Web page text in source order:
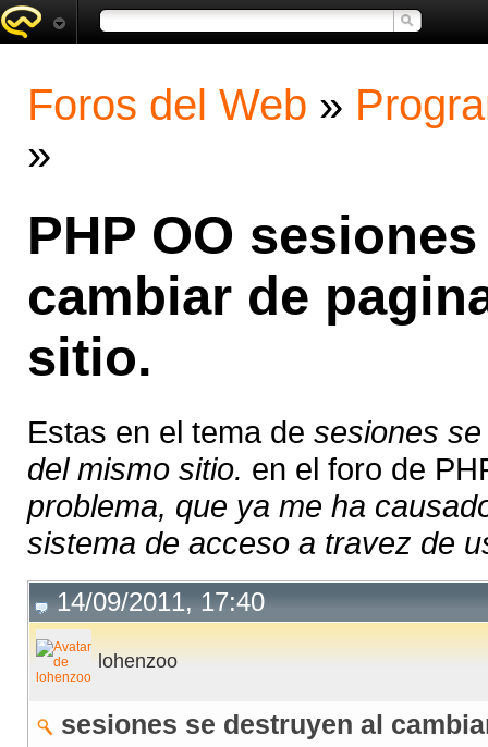
Foros del Web »
»
PHP OO
cambiar de
sitio.
Estas en el tema de sesiones
del mismo sitio. en el foro de
problema, que ya me ha
sistema de acceso a travez de
14/09/2011, 17:40
lohenzoo
sesiones se destruyen al